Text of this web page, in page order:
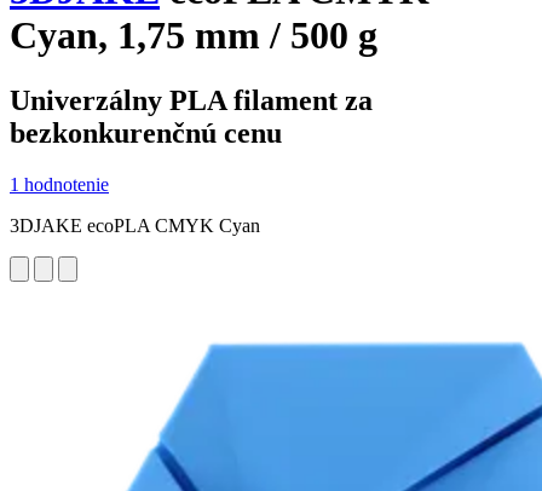
Cyan, 1,75 mm / 500 g
Univerzálny PLA filament za
bezkonkurenčnú cenu
1 hodnotenie
3DJAKE ecoPLA CMYK Cyan